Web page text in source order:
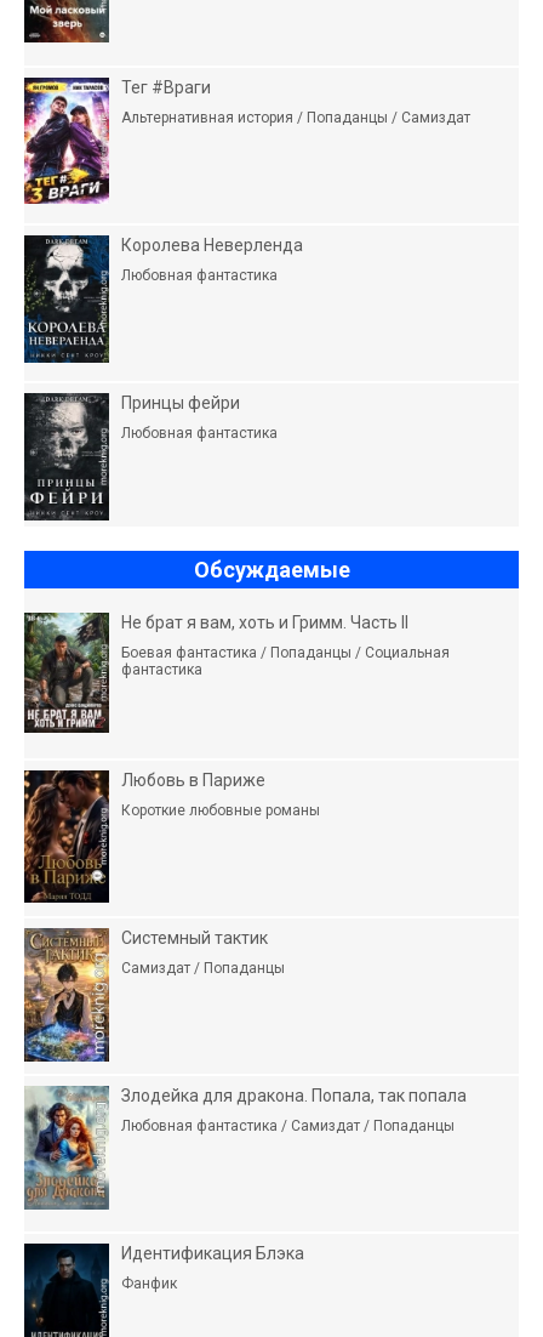
Тег #Враги
Альтернативная история / Попаданцы / Самиздат
Королева Неверленда
Любовная фантастика
Принцы фейри
Любовная фантастика
Обсуждаемые
Не брат я вам, хоть и Гримм. Часть II
Боевая фантастика / Попаданцы / Социальная
фантастика
Любовь в Париже
Короткие любовные романы
Системный тактик
Самиздат / Попаданцы
Злодейка для дракона. Попала, так попала
Любовная фантастика / Самиздат / Попаданцы
Идентификация Блэка
Фанфик